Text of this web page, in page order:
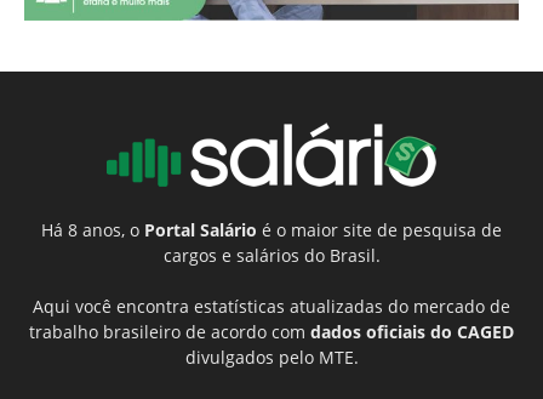
Há 8 anos, o Portal Salário é o maior site de pesquisa de
cargos e salários do Brasil.
Aqui você encontra estatísticas atualizadas do mercado de
trabalho brasileiro de acordo com dados oficiais do CAGED
divulgados pelo MTE.